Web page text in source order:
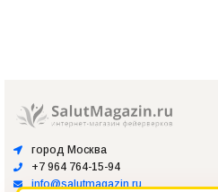
город Москва
+7 964 764-15-94
info@salutmagazin.ru